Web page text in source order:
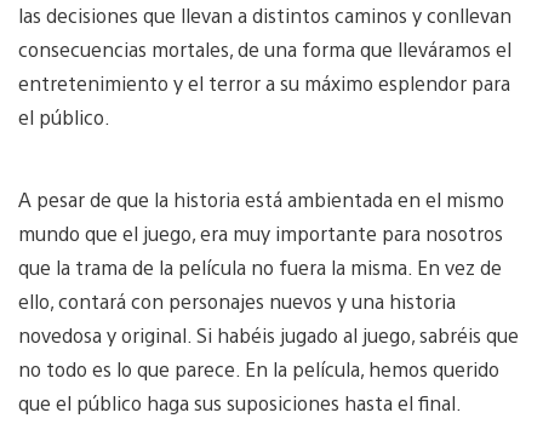
las decisiones que llevan a distintos caminos y conllevan
consecuencias mortales, de una forma que lleváramos el
entretenimiento y el terror a su máximo esplendor para
el público.
A pesar de que la historia está ambientada en el mismo
mundo que el juego, era muy importante para nosotros
que la trama de la película no fuera la misma. En vez de
ello, contará con personajes nuevos y una historia
novedosa y original. Si habéis jugado al juego, sabréis que
no todo es lo que parece. En la película, hemos querido
que el público haga sus suposiciones hasta el final.